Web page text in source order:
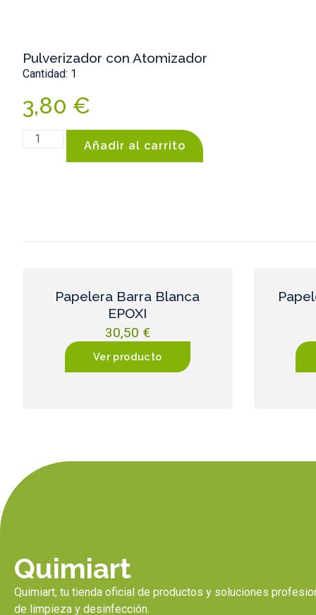
Pulverizador con Atomizador
Cantidad: 1
3,80 €
Añadir al carrito
Papelera Barra Blanca
EPOXI
30,50 €
Ver producto
Quimiart
Quimiart, tu tienda oficial de productos y soluciones
de limpieza y desinfección.